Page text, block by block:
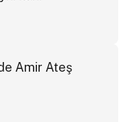
Amir Ateş